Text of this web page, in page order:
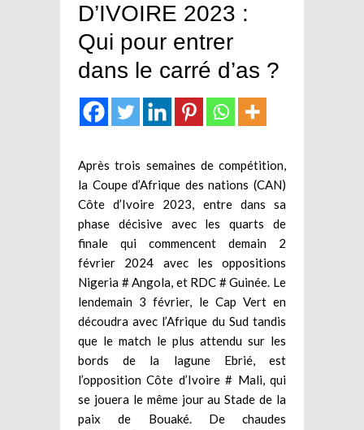
D’IVOIRE 2023 :
Qui pour entrer
dans le carré d’as ?
Après trois semaines de compétition,
la Coupe d’Afrique des nations (CAN)
Côte d’Ivoire 2023, entre dans sa
phase décisive avec les quarts de
finale qui commencent demain 2
février 2024 avec les oppositions
Nigeria # Angola, et RDC # Guinée. Le
lendemain 3 février, le Cap Vert en
découdra avec l’Afrique du Sud tandis
que le match le plus attendu sur les
bords de la lagune Ebrié, est
l’opposition Côte d’Ivoire # Mali, qui
se jouera le même jour au Stade de la
paix de Bouaké. De chaudes